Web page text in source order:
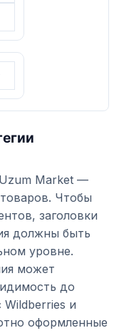
Market —
Чтобы
заголовки
должны быть
уровне.
может
до
и
оформленные